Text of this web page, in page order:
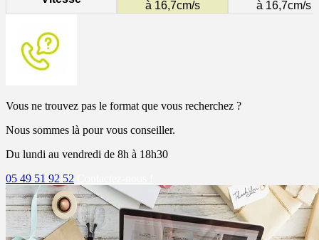
à 16,7cm/s à 16,7cm/s
Vous ne trouvez pas le format que vous recherchez ?
Nous sommes là pour vous conseiller.
Du lundi au vendredi de 8h à 18h30
05 49 51 92 52